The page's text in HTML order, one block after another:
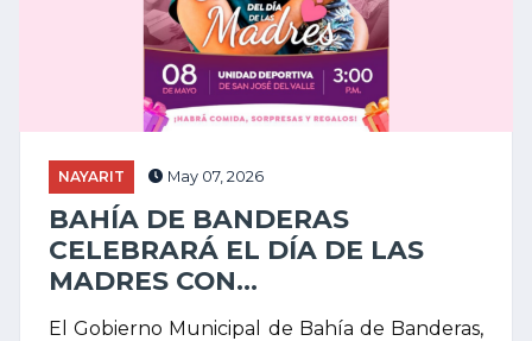
NAYARIT May 07, 2026
BAHÍA DE BANDERAS
CELEBRARÁ EL DÍA DE LAS
MADRES CON...
El Gobierno Municipal de Bahía de Banderas,